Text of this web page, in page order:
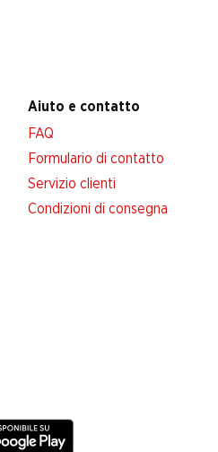
Aiuto e contatto
FAQ
Formulario di contatto
Servizio clienti
Condizioni di consegna